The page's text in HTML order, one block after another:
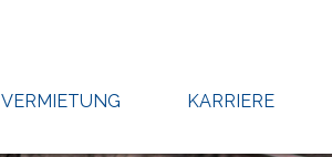
VERMIETUNG KARRIERE